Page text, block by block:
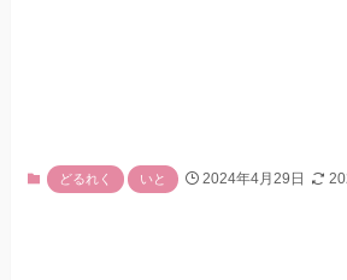
どるれく いと 2024年4月29日